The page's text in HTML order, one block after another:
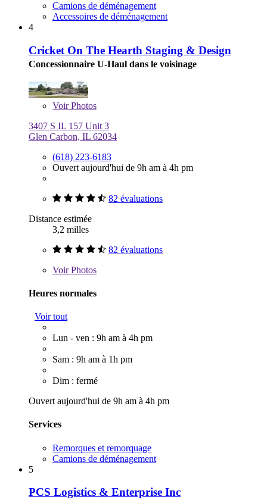
Camions de déménagement
Accessoires de déménagement
4
Cricket On The Hearth Staging & Design
Concessionnaire U-Haul dans le voisinage
VoirPhotos
3407 S IL 157 Unit 3
Glen Carbon, IL 62034
(618) 223-6183
Ouvert aujourd'hui de 9h am à 4h pm
82 évaluations
Distance estimée
3,2 milles
82 évaluations
VoirPhotos
Heures normales
Voir tout
Lun - ven : 9h am à 4h pm
Sam : 9h am à 1h pm
Dim : fermé
Ouvert aujourd'hui de 9h am à 4h pm
Services
Remorques et remorquage
Camions de déménagement
5
PCS Logistics & Enterprise Inc